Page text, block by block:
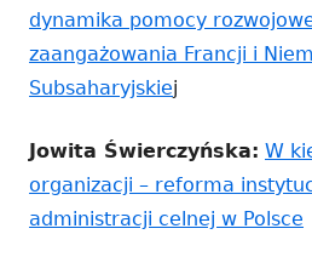
dynamika pomocy
zaangażowania Francji i
Subsaharyjskiej
Jowita Świerczyńska: W
organizacji – reforma
administracji celnej w Polsce